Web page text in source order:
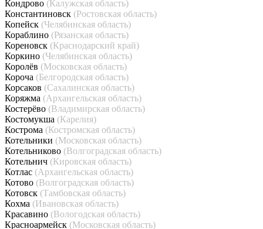
Кондрово (Калужская область)
Константиновск (Ростовская область)
Копейск (Челябинская область)
Кораблино (Рязанская область)
Кореновск (Краснодарский край)
Коркино (Челябинская область)
Королёв (Московская область)
Короча (Белгородская область)
Корсаков (Сахалинская область)
Коряжма (Архангельская область)
Костерёво (Владимирская область)
Костомукша (Карелия)
Кострома (Костромская область)
Котельники (Московская область)
Котельниково (Волгоградская область)
Котельнич (Кировская область)
Котлас (Архангельская область)
Котово (Волгоградская область)
Котовск (Тамбовская область)
Кохма (Ивановская область)
Красавино (Вологодская область)
Красноармейск (Московская область)